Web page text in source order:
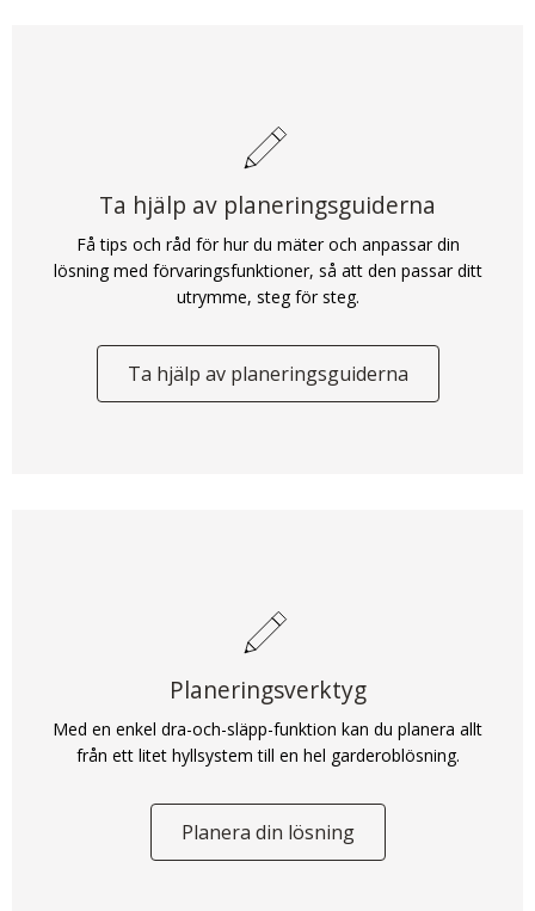
Ta hjälp av planeringsguiderna
Få tips och råd för hur du mäter och anpassar din
lösning med förvaringsfunktioner, så att den passar ditt
utrymme, steg för steg.
Ta hjälp av planeringsguiderna
Planeringsverktyg
Med en enkel dra-och-släpp-funktion kan du planera allt
från ett litet hyllsystem till en hel garderoblösning.
Planera din lösning